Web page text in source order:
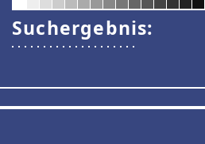
Suchergebnis: